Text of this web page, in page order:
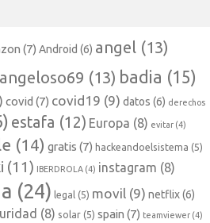
(7) Android (6) angel (13)
angeloso69 (13) badia (15)
covid (7) covid19 (9) datos (6) derechos
estafa (12) Europa (8) evitar (4)
(14) gratis (7) hackeandoelsistema (5)
(11) IBERDROLA (4) instagram (8)
(24) legal (5) movil (9) netflix(6)
(8) solar (5) spain (7) teamviewer (4)